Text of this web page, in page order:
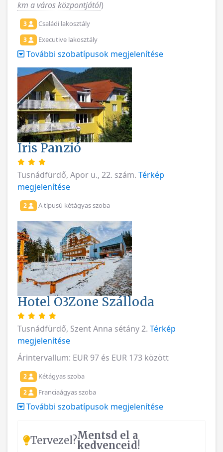
km a város központjától)
3 Családi lakosztály
3 Executive lakosztály
További szobatípusok megjelenítése
Iris Panzió
Tusnádfürdő, Apor u., 22. szám. Térkép
megjelenítése
2 A típusú kétágyas szoba
Hotel O3Zone Szálloda
Tusnádfürdő, Szent Anna sétány 2. Térkép
megjelenítése
Árintervallum: EUR 97 és EUR 173 között
2 Kétágyas szoba
2 Franciaágyas szoba
További szobatípusok megjelenítése
Tervezel?Mentsd el a
kedvenceid!